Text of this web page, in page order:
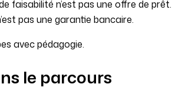
faisabilité n’est pas une offre de prêt.
pas une garantie bancaire.
avec pédagogie.
le parcours